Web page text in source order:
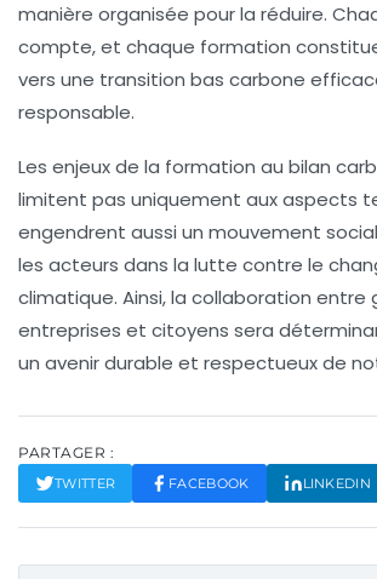
manière organisée pour la réduire.
compte, et chaque formation
vers une transition bas carbone
responsable.
Les enjeux de la formation au bilan
limitent pas uniquement aux aspects
engendrent aussi un mouvement
les acteurs dans la lutte contre le
climatique. Ainsi, la collaboration entre
entreprises et citoyens sera
un avenir durable et respectueux de
PARTAGER :
TWITTER FACEBOOK LINKEDIN